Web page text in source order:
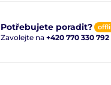
Potřebujete poradit?
Zavolejte na +420 770 330 792